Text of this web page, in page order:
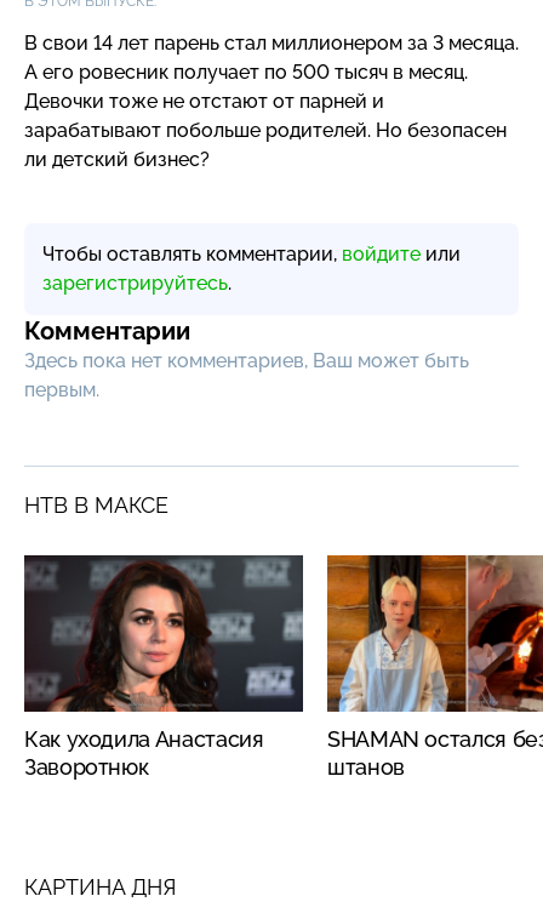
В свои 14 лет парень стал миллионером за 3 месяца.
А его ровесник получает по 500 тысяч в месяц.
Девочки тоже не отстают от парней и
зарабатывают побольше родителей. Но безопасен
ли детский бизнес?
Чтобы оставлять комментарии, войдите или
зарегистрируйтесь.
Комментарии
Здесь пока нет комментариев, Ваш может быть
первым.
НТВ В МАКСЕ
Как уходила Анастасия
Заворотнюк
SHAMAN остался
штанов
КАРТИНА ДНЯ